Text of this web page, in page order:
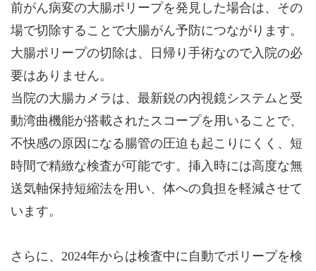
前がん病変の大腸ポリープを発見した場合は、その
場で切除することで大腸がん予防につながります。
大腸ポリープの切除は、日帰り手術なので入院の必
要はありません。
当院の大腸カメラは、最新鋭の内視鏡システムと受
動湾曲機能が搭載されたスコープを用いることで、
不快感の原因になる腸管の圧迫も起こりにくく、短
時間で精緻な検査が可能です。挿入時には高度な無
送気軸保持短縮法を用い、体への負担を軽減させて
います。
さらに、2024年からは検査中に自動でポリープを検